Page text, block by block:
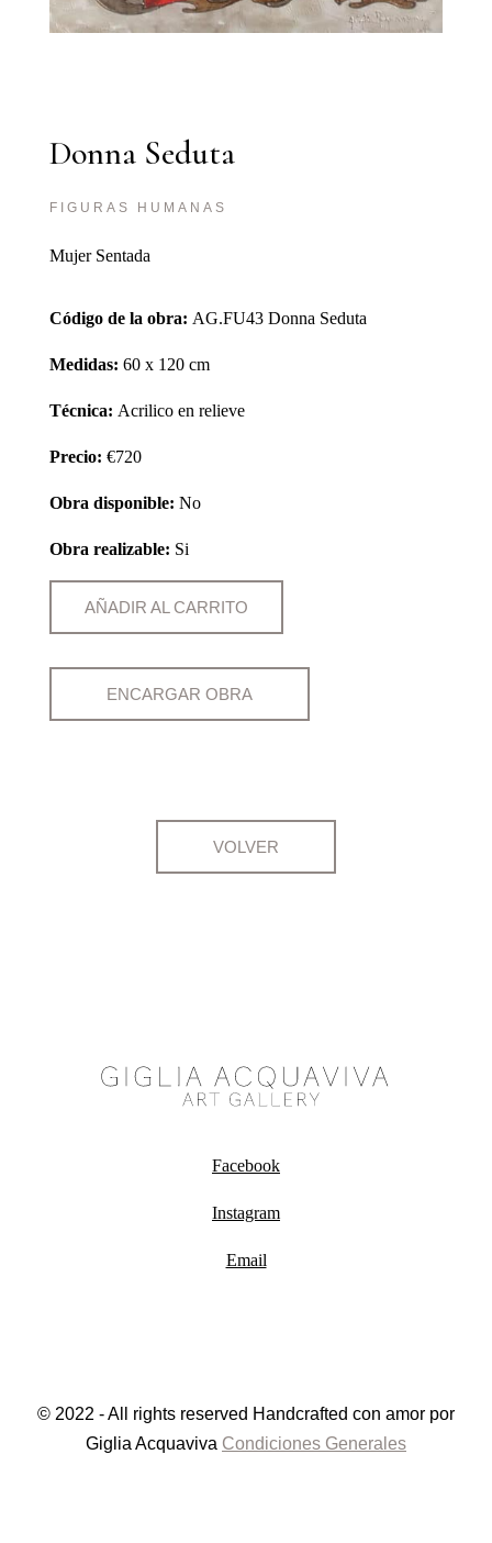
Donna Seduta
FIGURAS HUMANAS
Mujer Sentada
Código de la obra: AG.FU43 Donna Seduta
Medidas: 60 x 120 cm
Técnica: Acrilico en relieve
Precio: €720
Obra disponible: No
Obra realizable: Si
AÑADIR AL CARRITO
ENCARGAR OBRA
VOLVER
Facebook
Instagram
Email
© 2022 - All rights reserved Handcrafted con amor por
Giglia Acquaviva Condiciones Generales